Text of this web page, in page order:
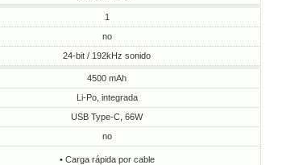
1
no
24-bit / 192kHz sonido
4500 mAh
Li-Po, integrada
USB Type-C, 66W
no
• Carga rápida por cable